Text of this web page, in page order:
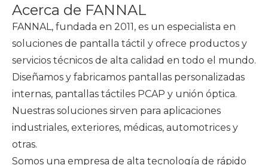
Acerca de FANNAL
FANNAL, fundada en 2011, es un especialista en
soluciones de pantalla táctil y ofrece productos y
servicios técnicos de alta calidad en todo el mundo.
Diseñamos y fabricamos pantallas personalizadas
internas, pantallas táctiles PCAP y unión óptica.
Nuestras soluciones sirven para aplicaciones
industriales, exteriores, médicas, automotrices y
otras.
Somos una empresa de alta tecnología de rápido